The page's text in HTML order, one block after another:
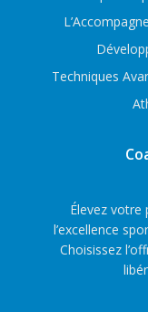
Techniques
Élevez
l’excellence
Choisissez